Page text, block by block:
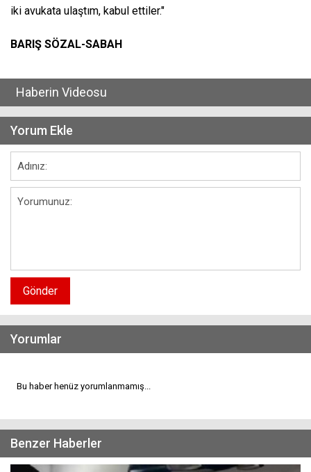
iki avukata ulaştım, kabul ettiler."
BARIŞ SÖZAL-SABAH
Haberin Videosu
Yorum Ekle
Gönder
Yorumlar
Bu haber henüz yorumlanmamış...
Benzer Haberler